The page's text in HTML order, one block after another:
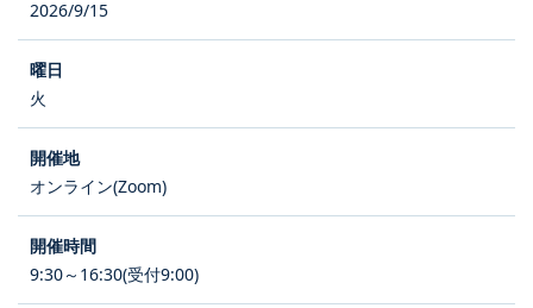
2026/9/15
火
オンライン(Zoom)
9:30～16:30(受付9:00)